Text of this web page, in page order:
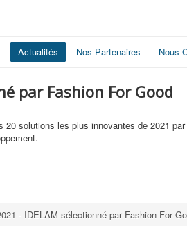
Actualités Nos Partenaires Nous
par Fashion For Good
solutions les plus innovantes de 2021
- IDELAM sélectionné par Fashion For